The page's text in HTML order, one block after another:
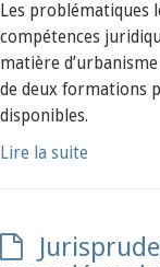
Les problématiques
compétences
matière
de deux formations
disponibles.
Lire la suite